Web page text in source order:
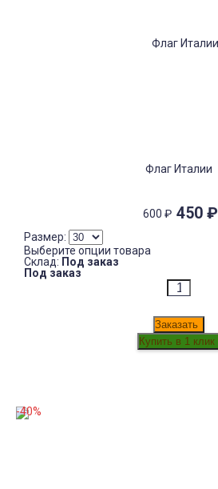
Флаг Италии
600 ₽ 450 ₽
Размер:
Выберите опции товара
Склад: Под заказ
Под заказ
Заказать
-40%